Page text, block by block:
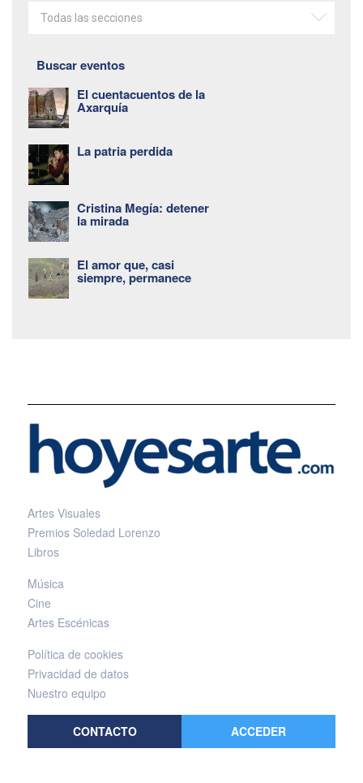
Todas las secciones
Buscar eventos
El cuentacuentos de la
Axarquía
La patria perdida
Cristina Megía: detener
la mirada
El amor que, casi
siempre, permanece
Artes Visuales
Premios Soledad Lorenzo
Libros
Música
Cine
Artes Escénicas
Política de cookies
Privacidad de datos
Nuestro equipo
CONTACTO ACCEDER